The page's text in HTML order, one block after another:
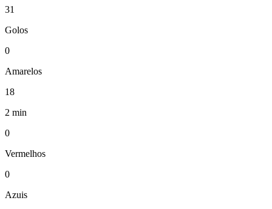
31
Golos
0
Amarelos
18
2 min
0
Vermelhos
0
Azuis